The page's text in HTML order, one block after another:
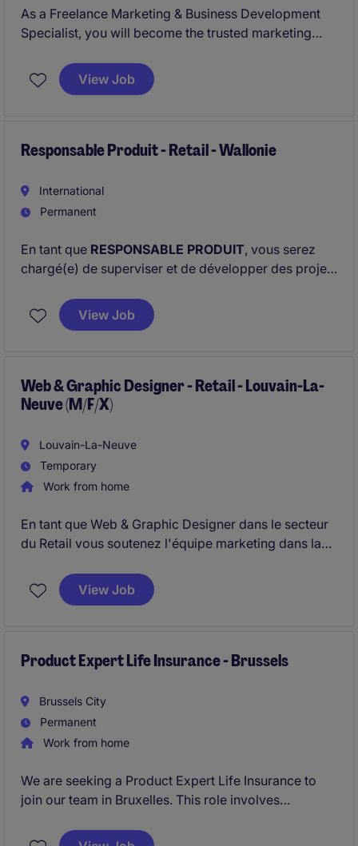
As a Freelance Marketing & Business Development
Specialist, you will become the trusted marketing
office.
events, prepare pitches and proposals, and help
while working closely with the international
marketing teams.
View Job
Responsable Produit - Retail - Wallonie
International
Permanent
En tant que RESPONSABLE PRODUIT, vous serez
chargé(e) de superviser et de développer des projets
secteur du retail. Votre rôle consistera à coordonner
les équipes et à garantir la réussite des projets dans
View Job
Web & Graphic Designer - Retail - Louvain-La-
Neuve (M/F/X)
Louvain-La-Neuve
Temporary
Work from home
En tant que Web & Graphic Designer dans le secteur
du Retail vous soutenez l'équipe marketing dans la
mailings, ainsi que création de supports de
communication pour les réseaux sociaux.
View Job
Product Expert Life Insurance - Brussels
Brussels City
Permanent
Work from home
We are seeking a Product Expert Life Insurance to
join our team in Bruxelles. This role involves
while ensuring alignment with market trends and